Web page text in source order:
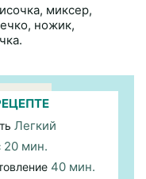
миксер,
ножик,
Легкий
20 мин.
40 мин.